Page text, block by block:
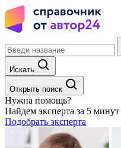
Искать
Открыть поиск
Нужна помощь?
Найдем эксперта за 5 минут
Подобрать эксперта